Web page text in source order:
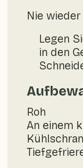
Nie
Legen
in den
Roh
An einem